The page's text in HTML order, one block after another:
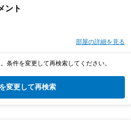
ント
部屋の詳細を見る
条件を変更して再検索してください。
変更して再検索